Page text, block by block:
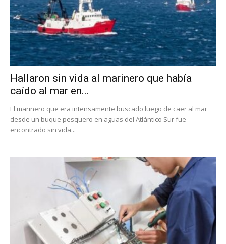
Hallaron sin vida al marinero que había
caído al mar en...
El marinero que era intensamente buscado luego de caer al mar
desde un buque pesquero en aguas del Atlántico Sur fue
encontrado sin vida...